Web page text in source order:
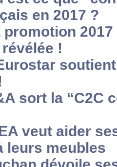
en 2017 ?
promotion
!
sort la “C2C
veut aider
leurs meubles